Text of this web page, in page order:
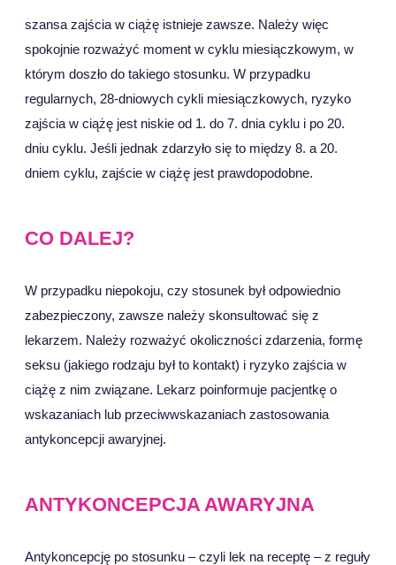
szansa zajścia w ciążę istnieje zawsze. Należy więc
spokojnie rozważyć moment w cyklu miesiączkowym, w
którym doszło do takiego stosunku. W przypadku
regularnych, 28-dniowych cykli miesiączkowych, ryzyko
zajścia w ciążę jest niskie od 1. do 7. dnia cyklu i po 20.
dniu cyklu. Jeśli jednak zdarzyło się to między 8. a 20.
dniem cyklu, zajście w ciążę jest prawdopodobne.
CO DALEJ?
W przypadku niepokoju, czy stosunek był odpowiednio
zabezpieczony, zawsze należy skonsultować się z
lekarzem. Należy rozważyć okoliczności zdarzenia, formę
seksu (jakiego rodzaju był to kontakt) i ryzyko zajścia w
ciążę z nim związane. Lekarz poinformuje pacjentkę o
wskazaniach lub przeciwwskazaniach zastosowania
antykoncepcji awaryjnej.
ANTYKONCEPCJA AWARYJNA
Antykoncepcję po stosunku – czyli lek na receptę – z reguły